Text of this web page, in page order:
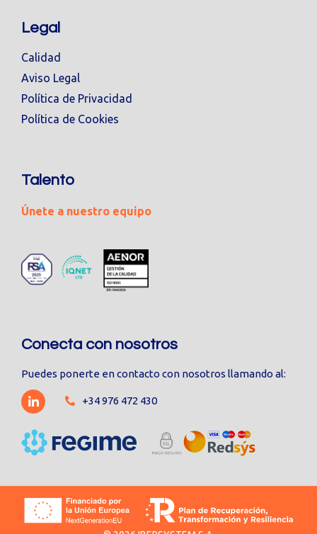
Legal
Calidad
Aviso Legal
Política de Privacidad
Política de Cookies
Talento
Únete a nuestro equipo
Conecta con nosotros
Puedes ponerte en contacto con nosotros llamando al:
+34 976 472 430